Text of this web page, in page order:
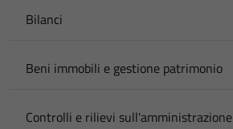
Bilanci
Beni immobili e gestione patrimonio
Controlli e rilievi sull'amministrazione